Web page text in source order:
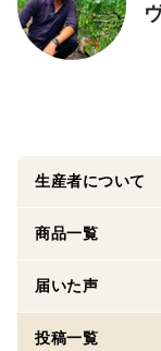
生産者について
商品一覧
届いた声
投稿一覧